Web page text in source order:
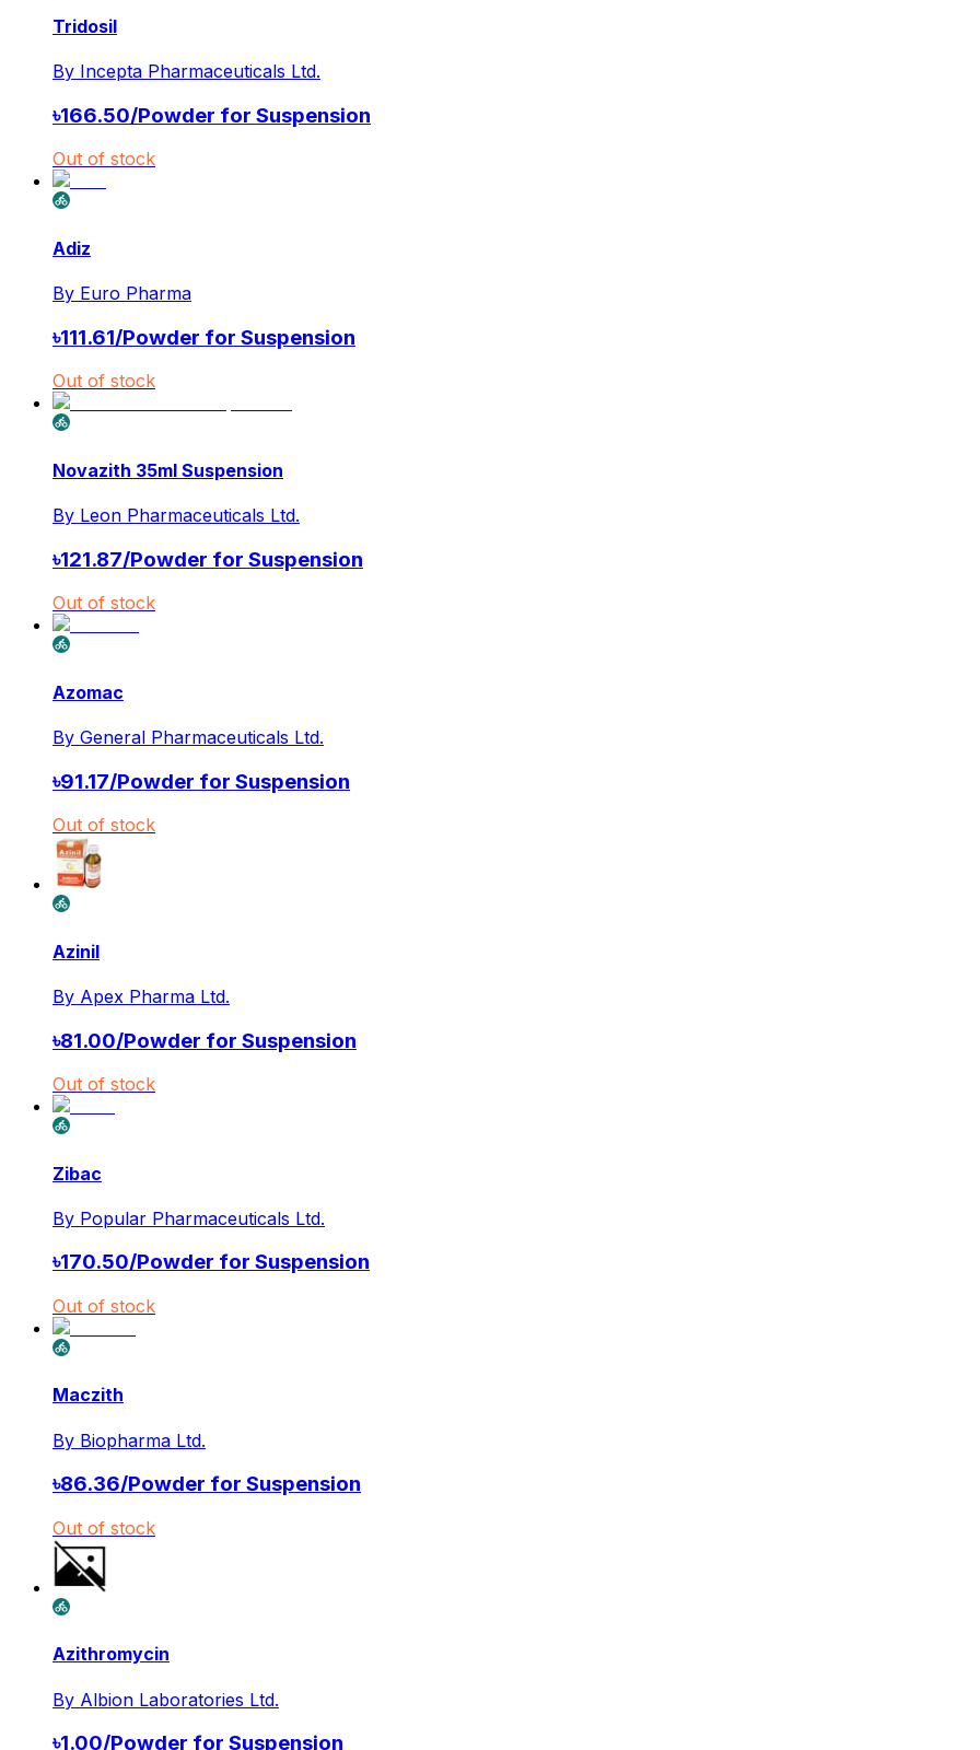
Tridosil
By Incepta Pharmaceuticals Ltd.
৳166.50/Powder for Suspension
Out of stock
Adiz
By Euro Pharma
৳111.61/Powder for Suspension
Out of stock
Novazith 35ml Suspension
By Leon Pharmaceuticals Ltd.
৳121.87/Powder for Suspension
Out of stock
Azomac
By General Pharmaceuticals Ltd.
৳91.17/Powder for Suspension
Out of stock
Azinil
By Apex Pharma Ltd.
৳81.00/Powder for Suspension
Out of stock
Zibac
By Popular Pharmaceuticals Ltd.
৳170.50/Powder for Suspension
Out of stock
Maczith
By Biopharma Ltd.
৳86.36/Powder for Suspension
Out of stock
Azithromycin
By Albion Laboratories Ltd.
৳1.00/Powder for Suspension